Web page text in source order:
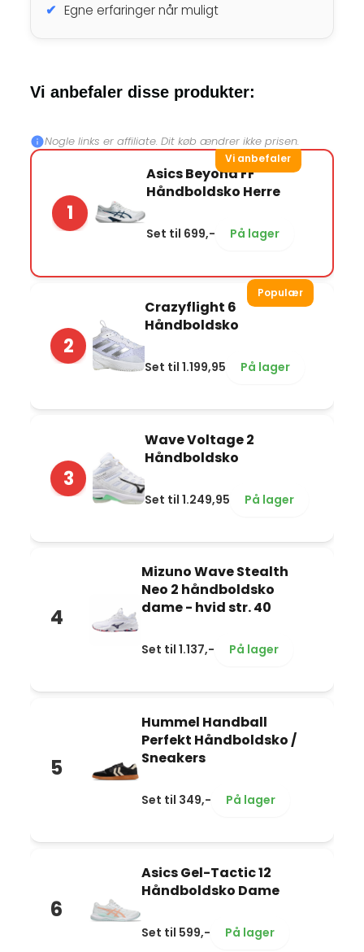
Egne erfaringer når muligt
Vi anbefaler disse produkter:
Nogle links er affiliate. Dit køb ændrer ikke prisen.
Vi anbefaler
1
Asics Beyond FF
Håndboldsko Herre
Set til 699,- På lager
Populær
2
Crazyflight 6
Håndboldsko
Set til 1.199,95 På lager
3
Wave Voltage 2
Håndboldsko
Set til 1.249,95 På lager
4
Mizuno Wave Stealth
Neo 2 håndboldsko
dame - hvid str. 40
Set til 1.137,- På lager
5
Hummel Handball
Perfekt Håndboldsko /
Sneakers
Set til 349,- På lager
6
Asics Gel-Tactic 12
Håndboldsko Dame
Set til 599,- På lager